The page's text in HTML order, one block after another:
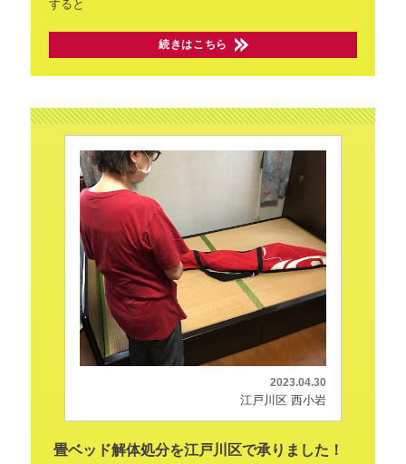
すると
続きはこちら
2023.04.30
江戸川区 西小岩
畳ベッド解体処分を江戸川区で承りました！